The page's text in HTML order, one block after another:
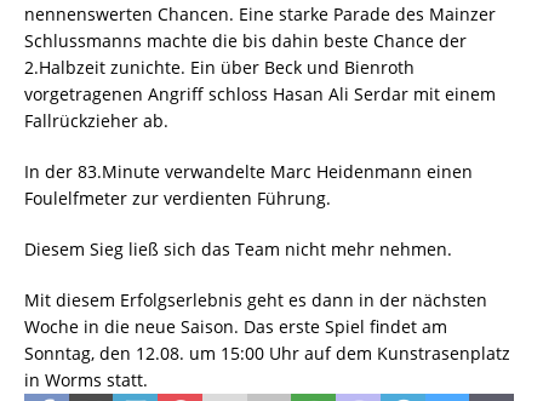
nennenswerten Chancen. Eine starke Parade des Mainzer
Schlussmanns machte die bis dahin beste Chance der
2.Halbzeit zunichte. Ein über Beck und Bienroth
vorgetragenen Angriff schloss Hasan Ali Serdar mit einem
Fallrückzieher ab.
In der 83.Minute verwandelte Marc Heidenmann einen
Foulelfmeter zur verdienten Führung.
Diesem Sieg ließ sich das Team nicht mehr nehmen.
Mit diesem Erfolgserlebnis geht es dann in der nächsten
Woche in die neue Saison. Das erste Spiel findet am
Sonntag, den 12.08. um 15:00 Uhr auf dem Kunstrasenplatz
in Worms statt.